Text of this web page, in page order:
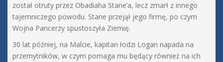
został otruty przez Obadiaha Stane’a, lecz zmarł z innego
tajemniczego powodu. Stane przejął jego firmę, po czym
Wojna Pancerzy spustoszyła Ziemię.
30 lat później, na Malcie, kapitan łodzi Logan napada na
przemytników, w czym pomaga mu będący również na ich